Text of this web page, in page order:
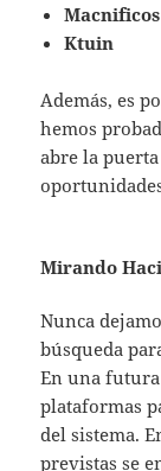
Macnificos
Ktuin
Además, es
hemos
abre la
Mirando
Nunca
búsqueda
En una
plataformas
del sistema.
previstas se